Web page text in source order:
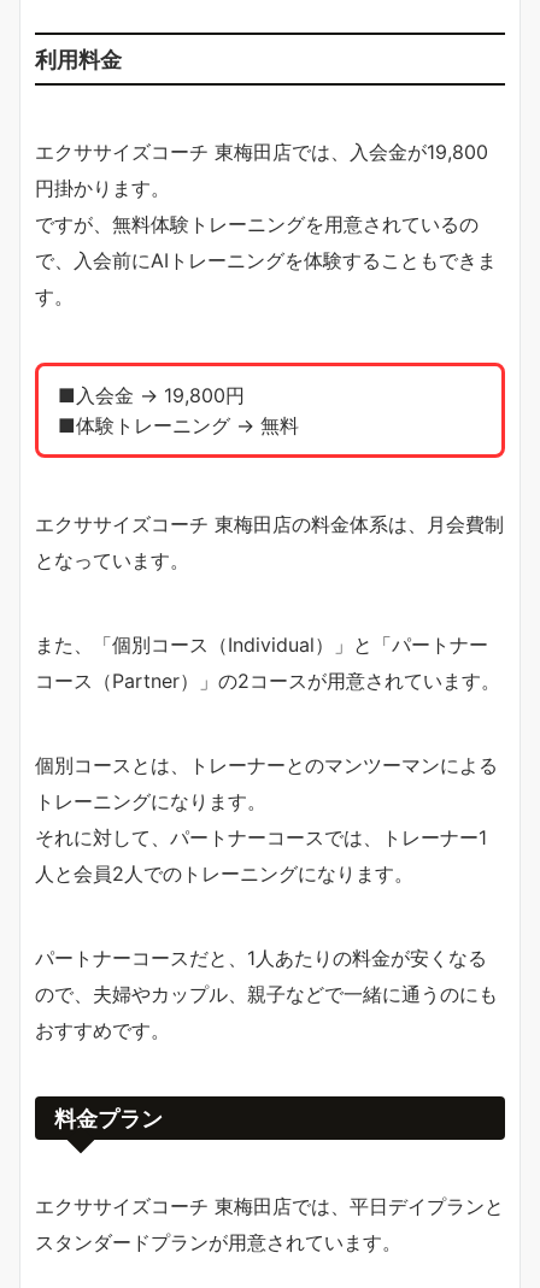
利用料金
エクササイズコーチ 東梅田店では、入会金が19,800
円掛かります。
ですが、無料体験トレーニングを用意されているの
で、入会前にAIトレーニングを体験することもできま
す。
■入会金 → 19,800円
■体験トレーニング → 無料
エクササイズコーチ 東梅田店の料金体系は、月会費制
となっています。
また、「個別コース（Individual）」と「パートナー
コース（Partner）」の2コースが用意されています。
個別コースとは、トレーナーとのマンツーマンによる
トレーニングになります。
それに対して、パートナーコースでは、トレーナー1
人と会員2人でのトレーニングになります。
パートナーコースだと、1人あたりの料金が安くなる
ので、夫婦やカップル、親子などで一緒に通うのにも
おすすめです。
料金プラン
エクササイズコーチ 東梅田店では、平日デイプランと
スタンダードプランが用意されています。